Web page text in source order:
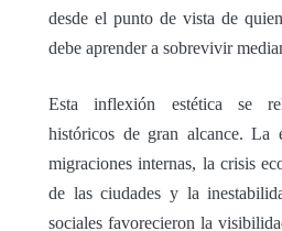
desde el punto de vista de
debe aprender a sobrevivir
Esta inflexión estética se
históricos de gran alcance. La
migraciones internas, la crisis
de las ciudades y la
sociales favorecieron la